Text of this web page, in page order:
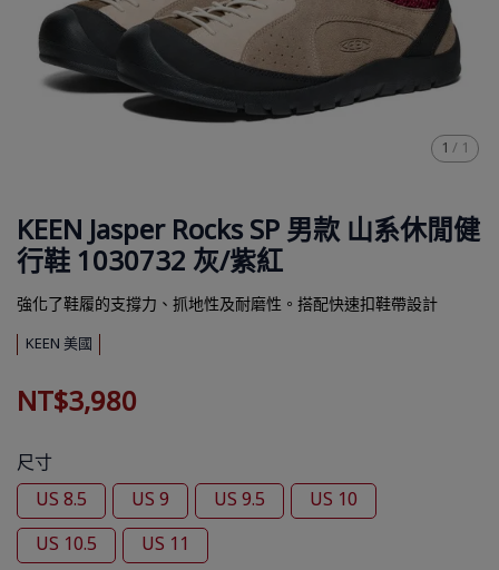
1 / 1
KEEN Jasper Rocks SP 男款 山系休閒健
行鞋 1030732 灰/紫紅
強化了鞋履的支撐力、抓地性及耐磨性。搭配快速扣鞋帶設計
KEEN 美國
NT$3,980
尺寸
US 8.5
US 9 US 9.5
US 10
US 10.5
US 11